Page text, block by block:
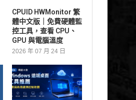
CPUID HWMonitor 繁
體中文版｜免費硬體監
控工具，查看 CPU、
GPU 與電腦溫度
2026 年 07 月 24 日